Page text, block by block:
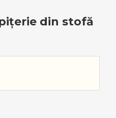
din stofă